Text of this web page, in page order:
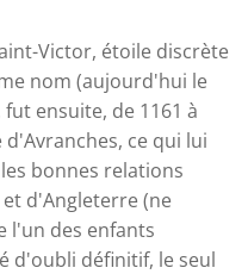
Victor, étoile discrète
nom (aujourd'hui le
ensuite, de 1161 à
ce qui lui
bonnes relations
d'Angleterre (ne
l'un des enfants
d'oubli définitif, le seul